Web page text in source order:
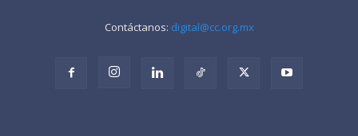
Contáctanos: digital@cc.org.mx